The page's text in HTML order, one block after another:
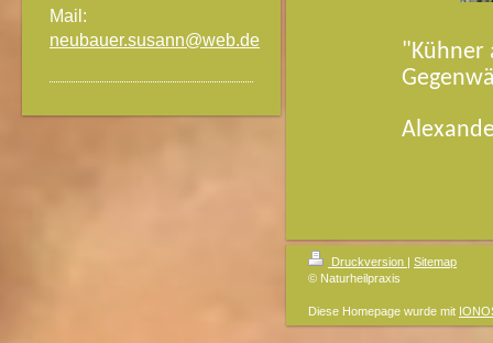
Mail:
neubauer.susann@web.de
"Kühner
Druckversion | Sitemap
© Naturheilpraxis
Diese Homepage wurde mit